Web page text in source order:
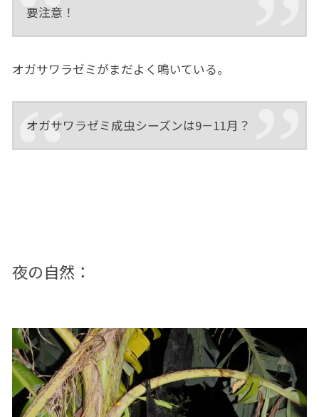
要注意！
オガサワラゼミがまだよく鳴いている。
オガサワラゼミ成虫シーズンは9－11月？
夜の自然：